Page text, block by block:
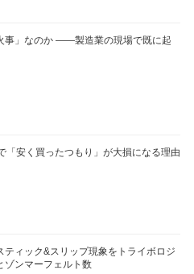
事」なのか ――製造業の現場で既に起
「安く買ったつもり」が大損になる理由
ィック&スリップ現象をトライボロジ
ゾンマーフェルト数